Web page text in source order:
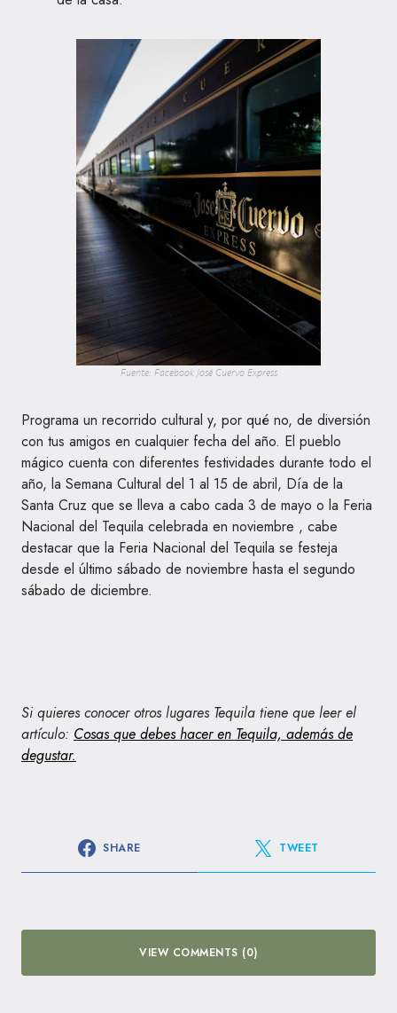
Fuente: Facebook José Cuervo Express
Programa un recorrido cultural y, por qué no, de diversión
con tus amigos en cualquier fecha del año. El pueblo
mágico cuenta con diferentes festividades durante todo el
año, la Semana Cultural del 1 al 15 de abril, Día de la
Santa Cruz que se lleva a cabo cada 3 de mayo o la Feria
Nacional del Tequila celebrada en noviembre , cabe
destacar que la Feria Nacional del Tequila se festeja
desde el último sábado de noviembre hasta el segundo
sábado de diciembre.
Si quieres conocer otros lugares Tequila tiene que leer el
artículo: Cosas que debes hacer en Tequila, además de
degustar.
SHARE TWEET
VIEW COMMENTS (0)